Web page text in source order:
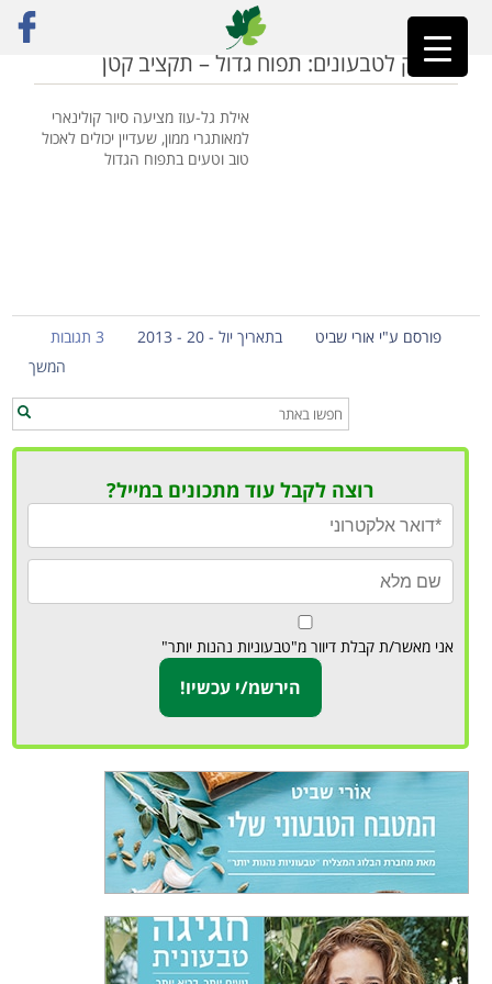
ראשי»אילת גל עוז
ניו יורק לטבעונים: תפוח גדול – תקציב קטן
אילת גל-עוז מציעה סיור קולינארי
למאותגרי ממון, שעדיין יכולים לאכול
טוב וטעים בתפוח הגדול
פורסם ע"י אורי שביט בתאריך יול - 20 - 2013
3 תגובות
המשך
רוצה לקבל עוד מתכונים במייל?
אני מאשר/ת קבלת דיוור מ"טבעוניות נהנות יותר"